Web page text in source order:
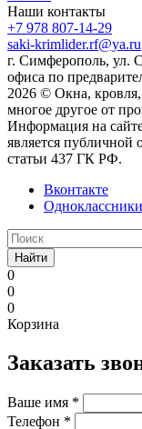
Наши контакты
+7 978 807-14-29
saki-krimlider.rf@ya.ru
г. Симферополь, ул.
офиса по
2026 © Окна,
многое другое от
Информация на
является публичной
статьи 437 ГК РФ.
Вконтакте
Одноклассники
Найти
0
0
0
Корзина
Заказать
Ваше имя *
Телефон *